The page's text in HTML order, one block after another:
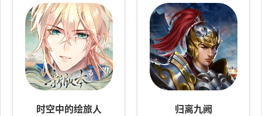
时空中的绘旅人 归离九阙